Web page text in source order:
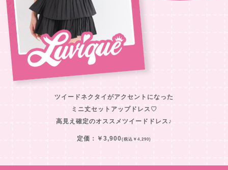
ツイードネクタイがアクセントになった
ミニ丈セットアップドレス♡
高見え確定のオススメツイードドレス♪
定価：￥3,900(税込￥4,290)